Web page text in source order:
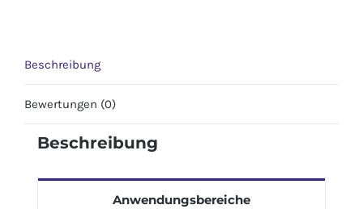
Beschreibung
Bewertungen (0)
Beschreibung
Anwendungsbereiche